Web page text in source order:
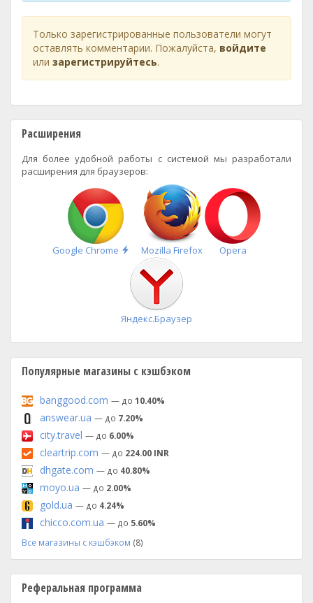
Только зарегистрированные пользователи могут
оставлять комментарии. Пожалуйста, войдите
или зарегистрируйтесь.
Расширения
Для более удобной работы с системой мы разработали
расширения для браузеров:
Google Chrome
Быстрая
установка
Mozilla Firefox Opera
Яндекс.Браузер
Популярные магазины с кэшбэком
banggood.com — до 10.40%
answear.ua — до 7.20%
city.travel — до 6.00%
cleartrip.com — до 224.00 INR
dhgate.com — до 40.80%
moyo.ua — до 2.00%
gold.ua — до 4.24%
chicco.com.ua — до 5.60%
Все магазины с кэшбэком (8)
Реферальная программа